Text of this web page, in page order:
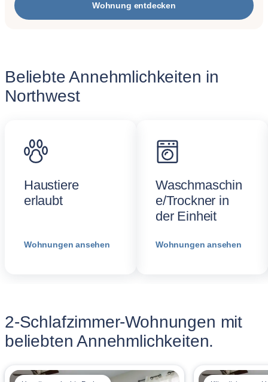
Wohnung entdecken
Beliebte Annehmlichkeiten in
Northwest
Haustiere
erlaubt
Wohnungen ansehen
Waschmaschin
e/Trockner in
der Einheit
Wohnungen ansehen
2-Schlafzimmer-Wohnungen mit
beliebten Annehmlichkeiten.